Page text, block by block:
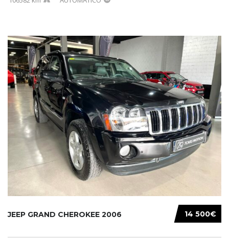
14 500€
JEEP GRAND CHEROKEE 2006